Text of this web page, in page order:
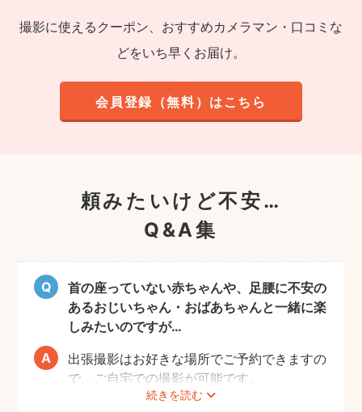
撮影に使えるクーポン、おすすめカメラマン・口コミな
どをいち早くお届け。
会員登録（無料）はこちら
頼みたいけど不安…
Q&A集
首の座っていない赤ちゃんや、足腰に不安の
あるおじいちゃん・おばあちゃんと一緒に楽
しみたいのですが…
続きを読む
出張撮影はお好きな場所でご予約できますの
で、ご自宅での撮影が可能です。
ご家族みなさんが撮りやすい場所をご指定い